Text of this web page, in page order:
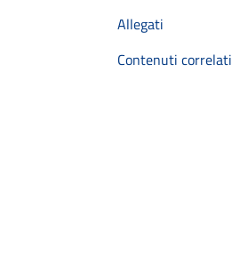
Allegati
Contenuti correlati